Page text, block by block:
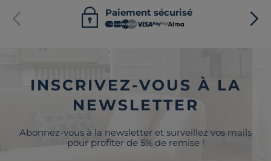
Paiement sécurisé
INSCRIVEZ-VOUS À LA
NEWSLETTER
Abonnez-vous à la newsletter et surveillez vos mails
pour profiter de 5% de remise !